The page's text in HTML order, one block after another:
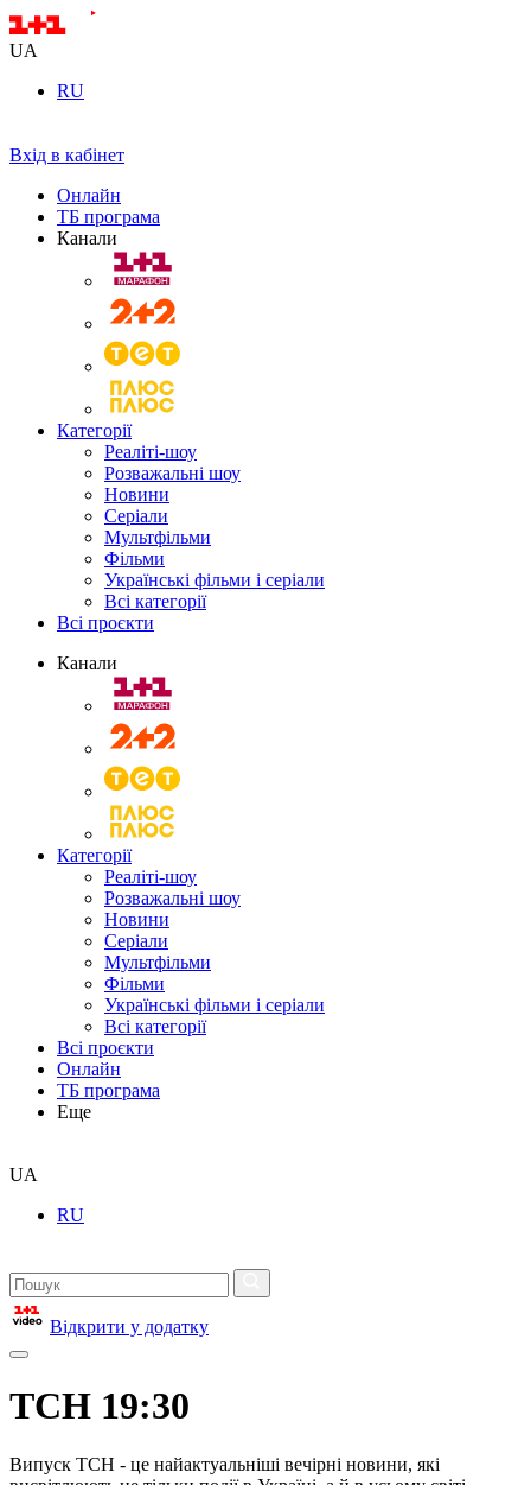
UA
RU
Вхід в кабінет
Онлайн
ТБ програма
Канали
Категорії
Реаліті-шоу
Розважальні шоу
Новини
Серіали
Мультфільми
Фільми
Українські фільми і серіали
Всі категорії
Всі проєкти
Канали
Категорії
Реаліті-шоу
Розважальні шоу
Новини
Серіали
Мультфільми
Фільми
Українські фільми і серіали
Всі категорії
Всі проєкти
Онлайн
ТБ програма
Еще
UA
RU
Відкрити у додатку
ТСН 19:30
Випуск ТСН - це найактуальніші вечірні новини, які